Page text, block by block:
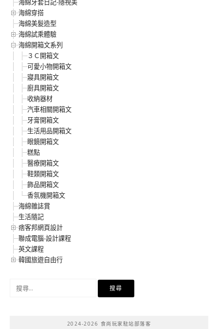
海綿牙套日記-隱視美
海綿穿搭
海綿美髮造型
海綿試乘體驗
海綿開箱文系列
３Ｃ開箱文
可愛小物開箱文
寢具開箱文
廚具開箱文
收納器材
汽車相關開箱文
牙膏開箱文
生活用品開箱文
眼鏡開箱文
糕點
醫療開箱文
鞋類開箱文
飾品開箱文
香氛機開箱文
海綿雜誌賞
生活隨記
痞客邦網頁設計
聯成電腦-設計課程
英文課程
韓國旅遊自由行
2024-2026 食尚玩家駐站部落客